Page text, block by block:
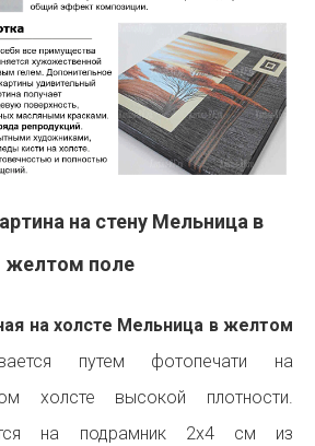
на стену Мельница в
желтом поле
на холсте Мельница в желтом
путем фотопечати на
холсте высокой плотности.
на подрамник 2х4 см из